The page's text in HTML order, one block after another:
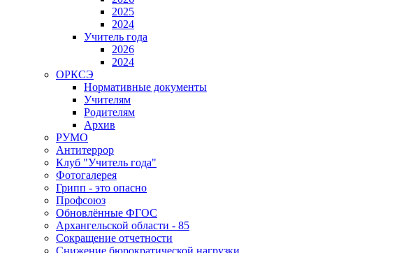
2025
2024
Учитель года
2026
2024
ОРКСЭ
Нормативные документы
Учителям
Родителям
Архив
РУМО
Антитеррор
Клуб "Учитель года"
Фотогалерея
Грипп - это опасно
Профсоюз
Обновлённые ФГОС
Архангельской области - 85
Сокращение отчетности
Снижение бюрократической нагрузки